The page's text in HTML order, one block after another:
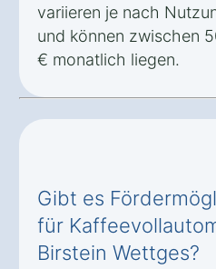
variieren je nach
und können zwischen
€ monatlich liegen.
Gibt es
für
Birstein Wettges?